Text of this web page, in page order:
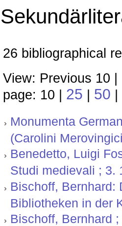
26 bibliographical
View: Previous 10 |
page: 10 | 25 | 50 |
Monumenta
(Carolini
Benedetto, Luigi
Studi medievali ; 3.
Bischoff, Bernhard:
Bibliotheken in der
Bischoff, Bernhard